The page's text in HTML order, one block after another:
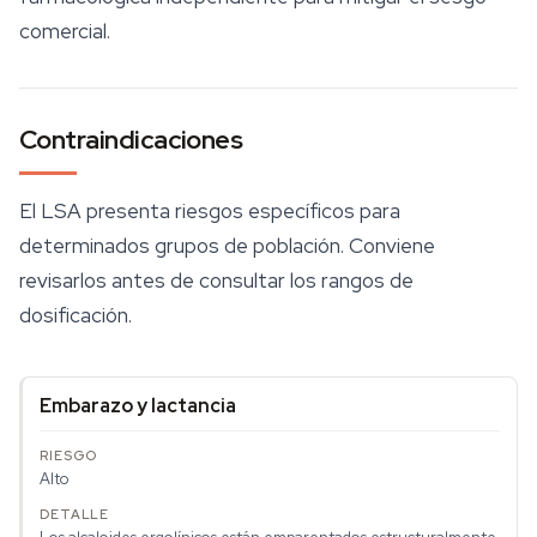
comercial.
Contraindicaciones
El LSA presenta riesgos específicos para
determinados grupos de población. Conviene
revisarlos antes de consultar los rangos de
dosificación.
Embarazo y lactancia
Alto